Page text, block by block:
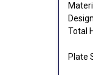
Total
Plate